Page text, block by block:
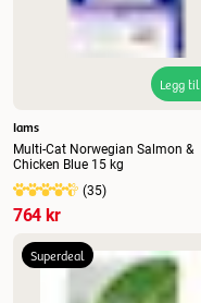
Legg til
Iams
Multi-Cat Norwegian Salmon &
Chicken Blue 15 kg
(35)
764 kr
Superdeal